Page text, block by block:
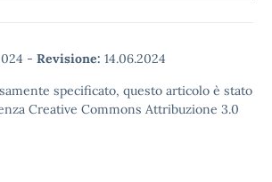
- Revisione: 14.06.2024
specificato, questo articolo è stato
Creative Commons Attribuzione 3.0